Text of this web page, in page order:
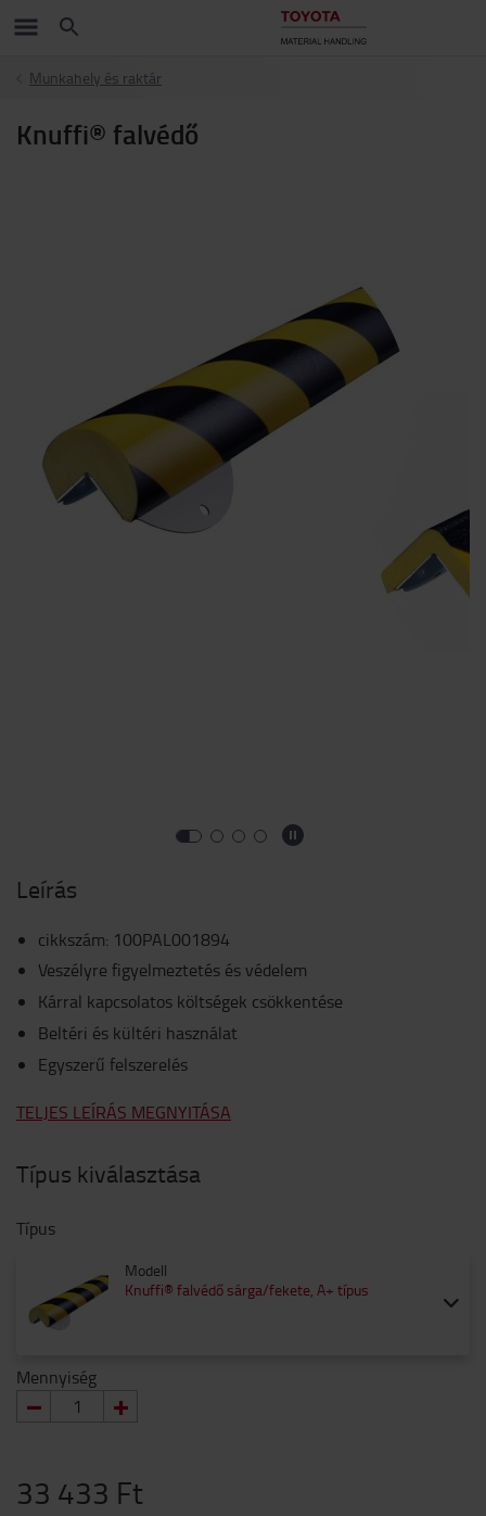
Munkahely és raktár
Knuffi® falvédő
Leírás
cikkszám: 100PAL001894
Veszélyre figyelmeztetés és védelem
Kárral kapcsolatos költségek csökkentése
Beltéri és kültéri használat
Egyszerű felszerelés
TELJES LEÍRÁS MEGNYITÁSA
Típus kiválasztása
Típus
Modell
Knuffi® falvédő sárga/fekete, A+ típus
Mennyiség
33 433 Ft